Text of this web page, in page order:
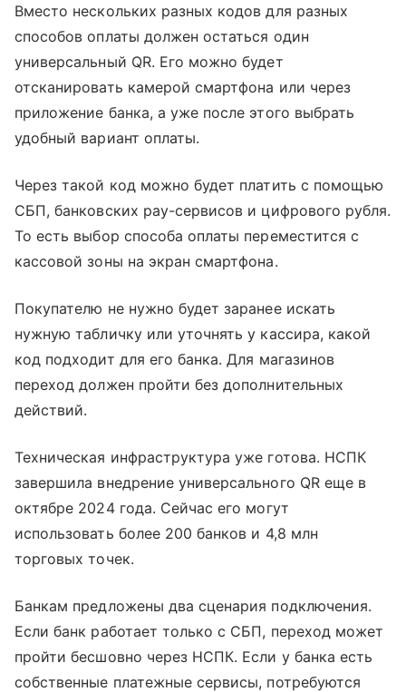
Вместо нескольких разных кодов для разных
способов оплаты должен остаться один
универсальный QR. Его можно будет
отсканировать камерой смартфона или через
приложение банка, а уже после этого выбрать
удобный вариант оплаты.
Через такой код можно будет платить с помощью
СБП, банковских pay-сервисов и цифрового рубля.
То есть выбор способа оплаты переместится с
кассовой зоны на экран смартфона.
Покупателю не нужно будет заранее искать
нужную табличку или уточнять у кассира, какой
код подходит для его банка. Для магазинов
переход должен пройти без дополнительных
действий.
Техническая инфраструктура уже готова. НСПК
завершила внедрение универсального QR еще в
октябре 2024 года. Сейчас его могут
использовать более 200 банков и 4,8 млн
торговых точек.
Банкам предложены два сценария подключения.
Если банк работает только с СБП, переход может
пройти бесшовно через НСПК. Если у банка есть
собственные платежные сервисы, потребуются